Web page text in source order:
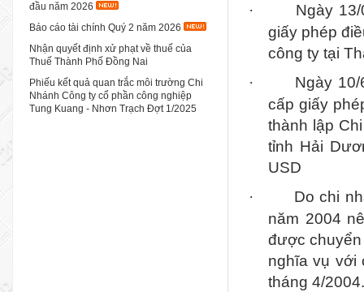
đầu năm 2026
Báo cáo tài chính Quý 2 năm 2026
Nhận quyết định xử phạt về thuế của
Thuế Thành Phố Đồng Nai
Phiếu kết quả quan trắc môi trường Chi
Nhánh Công ty cổ phần công nghiệp
Tung Kuang - Nhơn Trạch Đợt 1/2025
·
Ngày
giấy phép
công ty tại
·
Ngày
cấp giấy
thành lập
tỉnh Hải
USD
·
Do chi
năm 2004
được chuyển
nghĩa vụ với
tháng 4/2004.